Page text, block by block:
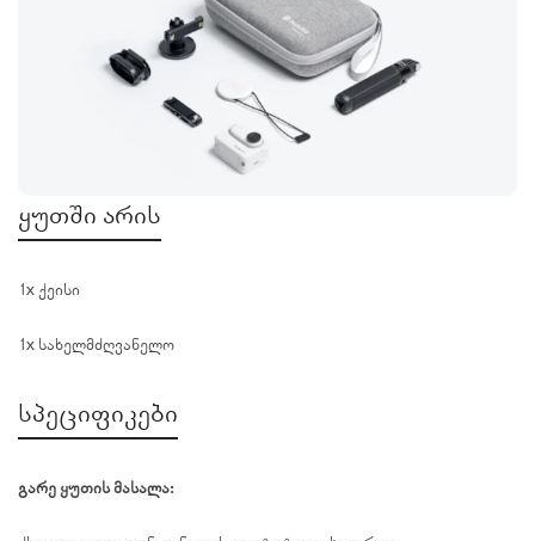
ყუთში არის
1x ქეისი
1x სახელმძღვანელო
სპეციფიკები
გარე ყუთის მასალა: